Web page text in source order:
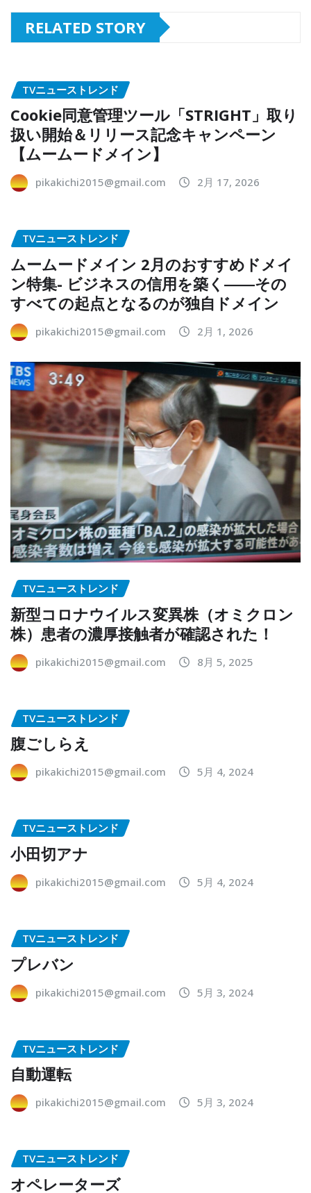
RELATED STORY
TVニューストレンド
Cookie同意管理ツール「STRIGHT」取り
扱い開始＆リリース記念キャンペーン
【ムームードメイン】
pikakichi2015@gmail.com 2月 17, 2026
TVニューストレンド
ムームードメイン 2月のおすすめドメイ
ン特集- ビジネスの信用を築く――その
すべての起点となるのが独自ドメイン
pikakichi2015@gmail.com 2月 1, 2026
TVニューストレンド
新型コロナウイルス変異株（オミクロン
株）患者の濃厚接触者が確認された！
pikakichi2015@gmail.com 8月 5, 2025
TVニューストレンド
腹ごしらえ
pikakichi2015@gmail.com 5月 4, 2024
TVニューストレンド
小田切アナ
pikakichi2015@gmail.com 5月 4, 2024
TVニューストレンド
プレバン
pikakichi2015@gmail.com 5月 3, 2024
TVニューストレンド
自動運転
pikakichi2015@gmail.com 5月 3, 2024
TVニューストレンド
オペレーターズ